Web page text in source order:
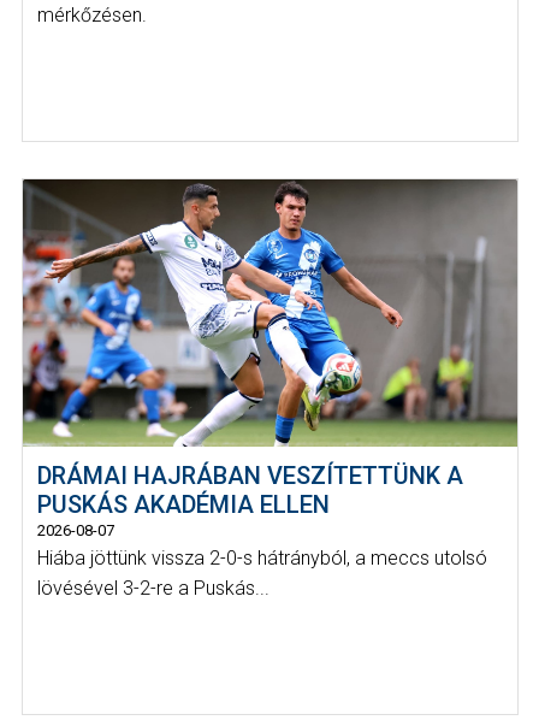
mérkőzésen.
DRÁMAI HAJRÁBAN VESZÍTETTÜNK A
PUSKÁS AKADÉMIA ELLEN
2026-08-07
Hiába jöttünk vissza 2-0-s hátrányból, a meccs utolsó
lövésével 3-2-re a Puskás...